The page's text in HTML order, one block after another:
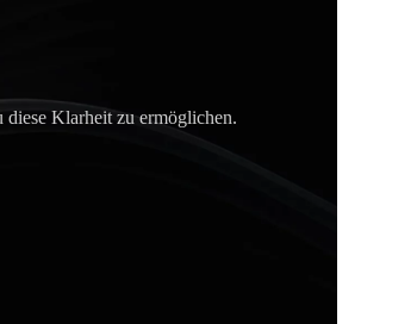
diese Klarheit zu ermöglichen.